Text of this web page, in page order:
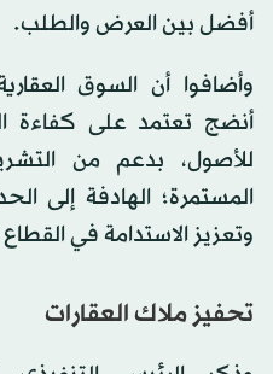
أفضل بين العرض والطلب.
وأضافوا أن السوق
أنضج تعتمد على كفاءة
للأصول، بدعم من
المستمرة؛ الهادفة إلى
وتعزيز الاستدامة في
تحفيز ملاك العقارات